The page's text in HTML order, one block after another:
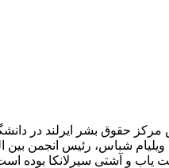
حقوق بشر ایرلند در
ویلیام شباس، رئیس
و آشتی سیرلانکا بوده